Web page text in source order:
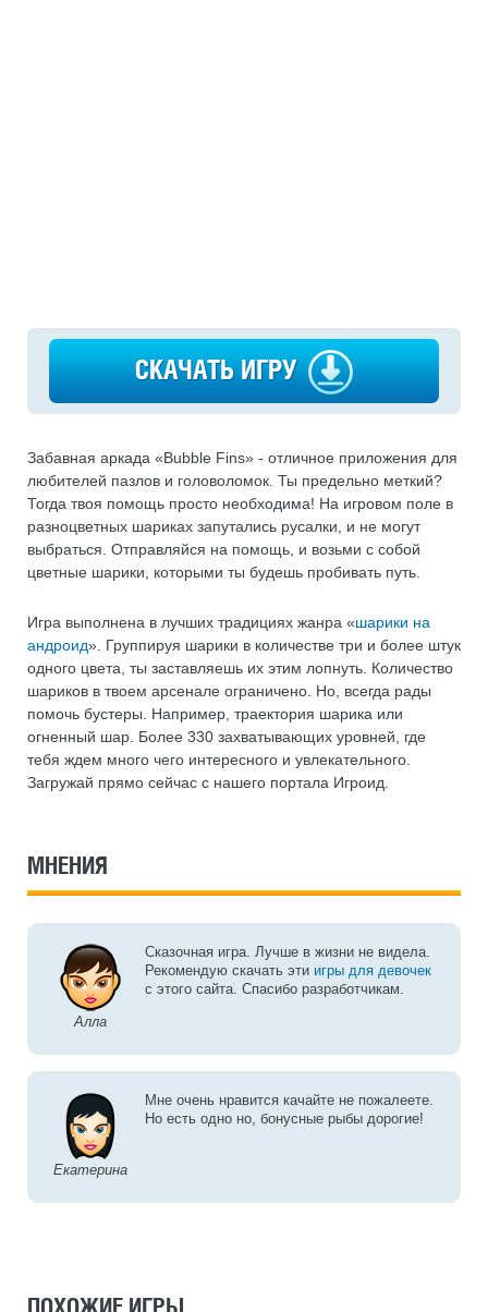
СКАЧАТЬ ИГРУ
Забавная аркада «Bubble Fins» - отличное приложения для
любителей пазлов и головоломок. Ты предельно меткий?
Тогда твоя помощь просто необходима! На игровом поле в
разноцветных шариках запутались русалки, и не могут
выбраться. Отправляйся на помощь, и возьми с собой
цветные шарики, которыми ты будешь пробивать путь.
Игра выполнена в лучших традициях жанра «шарики на
андроид». Группируя шарики в количестве три и более штук
одного цвета, ты заставляешь их этим лопнуть. Количество
шариков в твоем арсенале ограничено. Но, всегда рады
помочь бустеры. Например, траектория шарика или
огненный шар. Более 330 захватывающих уровней, где
тебя ждем много чего интересного и увлекательного.
Загружай прямо сейчас с нашего портала Игроид.
МНЕНИЯ
Алла
Сказочная игра. Лучше в жизни не видела.
Рекомендую скачать эти игры для девочек
с этого сайта. Спасибо разработчикам.
Екатерина
Мне очень нравится качайте не пожалеете.
Но есть одно но, бонусные рыбы дорогие!